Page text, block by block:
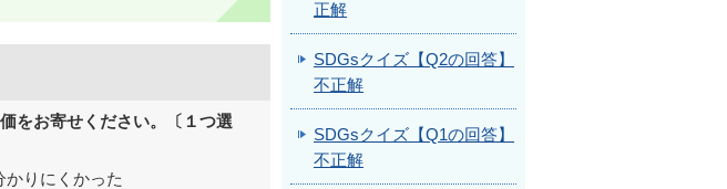
をお寄せください。〔１つ選
かりにくかった
正解
SDGsクイズ【Q2の回答】
不正解
SDGsクイズ【Q1の回答】
不正解